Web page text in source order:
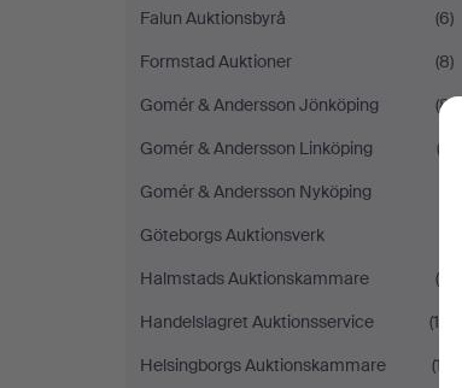
Falun Auktionsbyrå
(6)
Formstad Auktioner
(8)
Gomér & Andersson Jönköping
(8)
Gomér & Andersson Linköping
(2)
Gomér & Andersson Nyköping
Göteborgs Auktionsverk
Halmstads Auktionskammare
(5)
Handelslagret Auktionsservice
(19)
Helsingborgs Auktionskammare
(17)